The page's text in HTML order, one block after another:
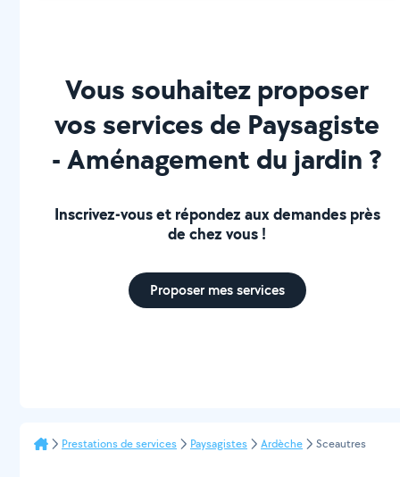
Vous souhaitez proposer
vos services de Paysagiste
- Aménagement du jardin ?
Inscrivez-vous et répondez aux demandes près
de chez vous !
Proposer mes services
Prestations de services Paysagistes Ardèche Sceautres